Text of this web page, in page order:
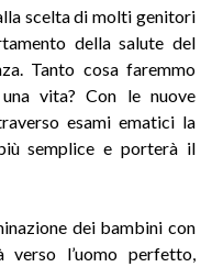
scelta di molti genitori
della salute del
Tanto cosa faremmo
vita? Con le nuove
esami ematici la
semplice e porterà il
dei bambini con
verso l’uomo perfetto,